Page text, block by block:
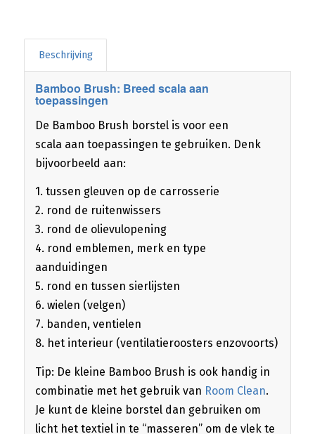
Beschrijving
Bamboo Brush: Breed scala aan
toepassingen
De Bamboo Brush borstel is voor een
scala aan toepassingen te gebruiken. Denk
bijvoorbeeld aan:
1. tussen gleuven op de carrosserie
2. rond de ruitenwissers
3. rond de olievulopening
4. rond emblemen, merk en type
aanduidingen
5. rond en tussen sierlijsten
6. wielen (velgen)
7. banden, ventielen
8. het interieur (ventilatieroosters enzovoorts)
Tip: De kleine Bamboo Brush is ook handig in
combinatie met het gebruik van Room Clean.
Je kunt de kleine borstel dan gebruiken om
licht het textiel in te “masseren” om de vlek te